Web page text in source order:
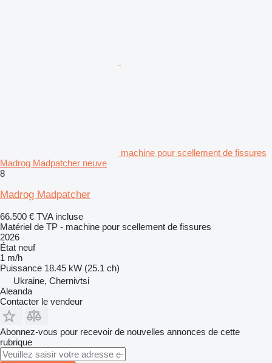
machine pour scellement de fissures
Madrog Madpatcher neuve
8
Madrog Madpatcher
66.500 € TVA incluse
Matériel de TP - machine pour scellement de fissures
2026
État neuf
1 m/h
Puissance 18.45 kW (25.1 ch)
Ukraine, Chernivtsi
Aleanda
Contacter le vendeur
Abonnez-vous pour recevoir de nouvelles annonces de cette
rubrique